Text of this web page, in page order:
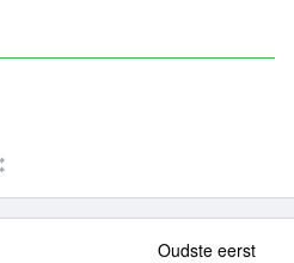
Oudste eerst